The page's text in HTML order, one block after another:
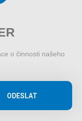
o činnosti našeho
ODESLAT